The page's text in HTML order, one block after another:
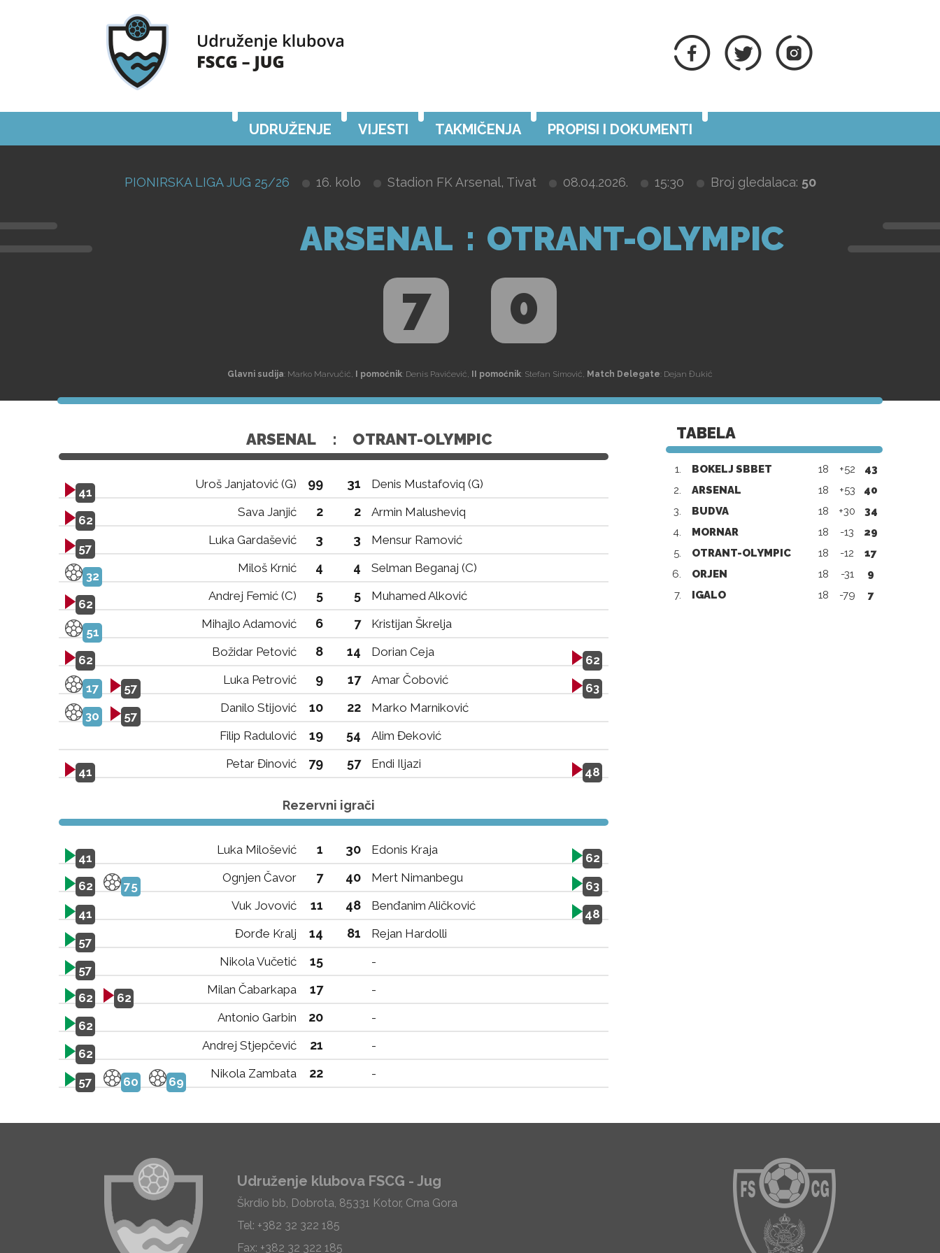
UDRUŽENJE VIJESTI TAKMIČENJA PROPISI I DOKUMENTI
PIONIRSKA LIGA JUG 25/26 16. kolo Stadion FK Arsenal, Tivat 08.04.2026. 15:30 Broj gledalaca: 50
ARSENAL : OTRANT-OLYMPIC
7 0
Glavni sudija: Marko Marvučić, I pomoćnik: Denis Pavićević, II pomoćnik: Stefan Simović, Match Delegate: Dejan Đukić
ARSENAL : OTRANT-OLYMPIC
41
Uroš Janjatović (G) 99 31 Denis Mustafoviq (G)
62
Sava Janjić 2 2 Armin Malusheviq
57
Luka Gardašević 3 3 Mensur Ramović
32
Miloš Krnić 4 4 Selman Beganaj (C)
62
Andrej Femić (C) 5 5 Muhamed Alković
51
Mihajlo Adamović 6 7 Kristijan Škrelja
62
Božidar Petović 8 14 Dorian Ceja
62
17
57
Luka Petrović 9 17 Amar Čobović
63
30
57
Danilo Stijović 10 22
Marko Marniković
Filip Radulović
19 54 Alim Đeković
41
Petar Đinović 79 57 Endi Iljazi
48
Rezervni igrači
41
Luka Milošević 1 30 Edonis Kraja
62
62
75
Ognjen Čavor 7 40 Mert Nimanbegu
63
41
Vuk Jovović 11 48 Benđanim Aličković
48
57
Đorđe Kralj 14 81 Rejan Hardolli
57
Nikola Vučetić 15 -
62 62
Milan Čabarkapa 17 -
62
Antonio Garbin 20 -
62
Andrej Stjepčević 21 -
57 60 69
Nikola Zambata 22 -
TABELA
1. BOKELJ SBBET 18 +52
43
2.
ARSENAL 18 +53
40
3.
BUDVA 18 +30
34
4.
MORNAR 18 -13
29
5.
OTRANT-OLYMPIC 18 -12
17
6.
ORJEN 18 -31
9
7.
IGALO 18 -79 7
Udruženje klubova FSCG - Jug
Škrdio bb, Dobrota, 85331 Kotor, Crna Gora
Tel: +382 32 322 185
Fax: +382 32 322 185